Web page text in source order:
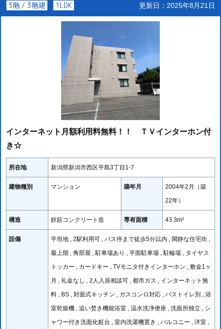
3階 / 3階建 1LDK 更新日：2025年8月21日
インターネット月額利用料無料！！ ＴＶインターホン付
き☆
所在地 新潟県新潟市西区平島3丁目1-7
建物種別 マンション 築年月
2004年2月（築
22年）
構造 鉄筋コンクリート造 専有面積 43.3m²
設備
平坦地 , 2駅利用可 , バス停まで徒歩5分以内 , 閑静な住宅街 ,
最上階 , 角部屋 , 駐車場あり , 平面駐車場 , 駐輪場 , タイヤス
トッカー , カードキー , TVモニタ付きインターホン , 敷金1ヶ
月 , 礼金なし , 2人入居相談可 , 都市ガス , インターネット無
料 , BS , 対面式キッチン , ガスコンロ対応 , バストイレ別 , 浴
室乾燥機 , 追い焚き機能浴室 , 温水洗浄便座 , 洗面所独立 , シ
ャワー付き洗面化粧台 , 室内洗濯機置き , バルコニー , 洋室 ,